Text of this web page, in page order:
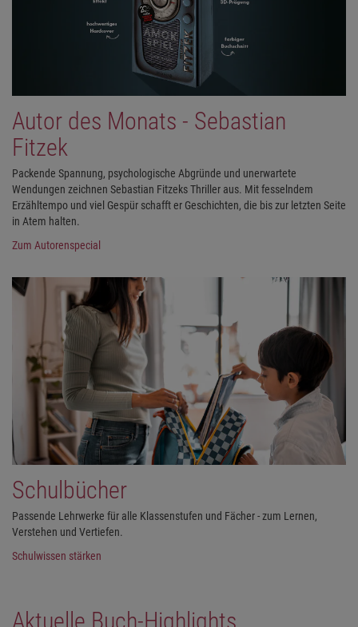
Autor des Monats - Sebastian
Fitzek
Packende Spannung, psychologische Abgründe und unerwartete
Wendungen zeichnen Sebastian Fitzeks Thriller aus. Mit fesselndem
Erzähltempo und viel Gespür schafft er Geschichten, die bis zur letzten Seite
in Atem halten.
Zum Autorenspecial
Schulbücher
Passende Lehrwerke für alle Klassenstufen und Fächer - zum Lernen,
Verstehen und Vertiefen.
Schulwissen stärken
Aktuelle Buch-Highlights